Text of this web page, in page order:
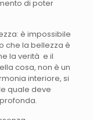
di poter
è impossibile
che la bellezza è
la verità e il
cosa, non è un
interiore, si
quale deve